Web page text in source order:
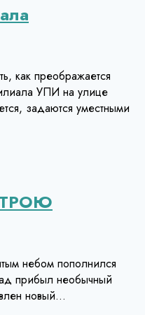
как преображается
УПИ на улице
задаются уместными
небом пополнился
прибыл необычный
новый…